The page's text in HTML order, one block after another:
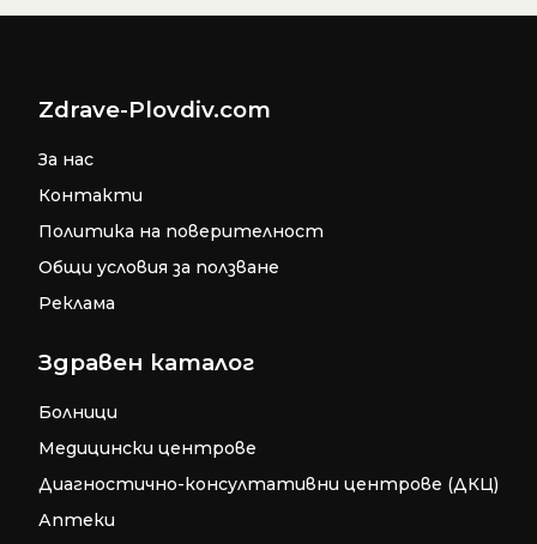
Zdrave-Plovdiv.com
За нас
Контакти
Политика на поверителност
Общи условия за ползване
Реклама
Здравен каталог
Болници
Медицински центрове
Диагностично-консултативни центрове (ДКЦ)
Аптеки